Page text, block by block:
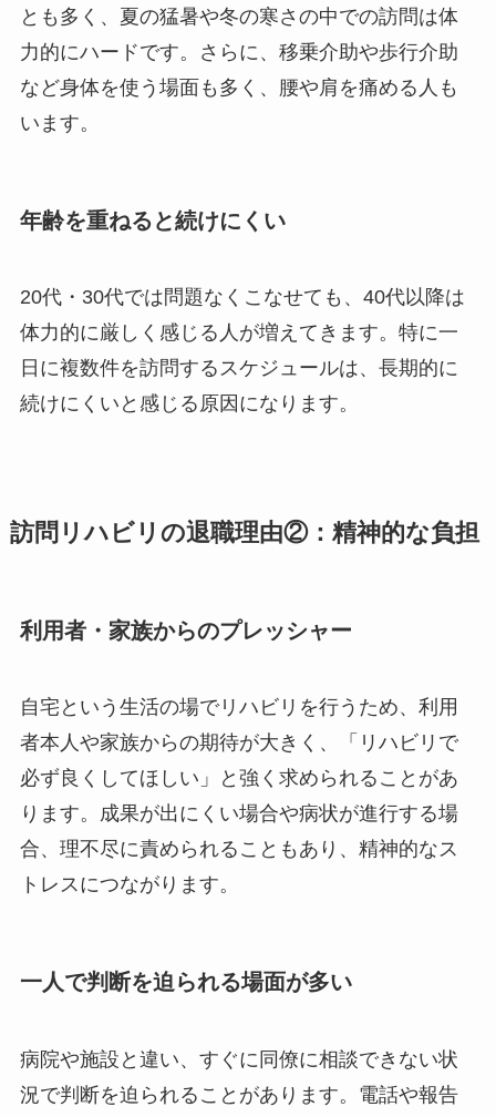
とも多く、夏の猛暑や冬の寒さの中での訪問は体
力的にハードです。さらに、移乗介助や歩行介助
など身体を使う場面も多く、腰や肩を痛める人も
います。
年齢を重ねると続けにくい
20代・30代では問題なくこなせても、40代以降は
体力的に厳しく感じる人が増えてきます。特に一
日に複数件を訪問するスケジュールは、長期的に
続けにくいと感じる原因になります。
訪問リハビリの退職理由②：精神的な負担
利用者・家族からのプレッシャー
自宅という生活の場でリハビリを行うため、利用
者本人や家族からの期待が大きく、「リハビリで
必ず良くしてほしい」と強く求められることがあ
ります。成果が出にくい場合や病状が進行する場
合、理不尽に責められることもあり、精神的なス
トレスにつながります。
一人で判断を迫られる場面が多い
病院や施設と違い、すぐに同僚に相談できない状
況で判断を迫られることがあります。電話や報告